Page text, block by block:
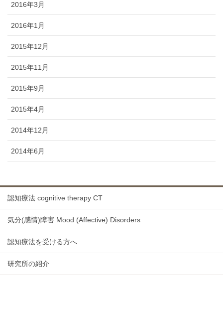
2016年3月
2016年1月
2015年12月
2015年11月
2015年9月
2015年4月
2014年12月
2014年6月
認知療法 cognitive therapy CT
気分(感情)障害 Mood (Affective) Disorders
認知療法を受ける方へ
研究所の紹介